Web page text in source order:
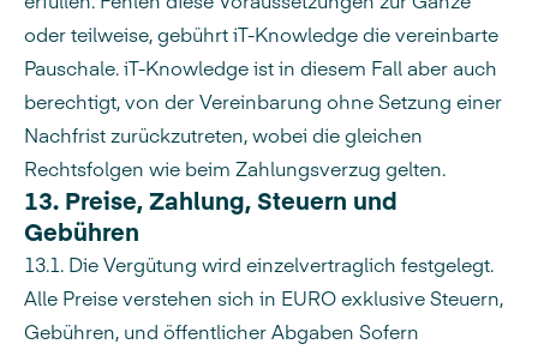
oder teilweise, gebührt iT-Knowledge die vereinbarte
Pauschale. iT-Knowledge ist in diesem Fall aber auch
berechtigt, von der Vereinbarung ohne Setzung einer
Nachfrist zurückzutreten, wobei die gleichen
Rechtsfolgen wie beim Zahlungsverzug gelten.
13. Preise, Zahlung, Steuern und
Gebühren
13.1. Die Vergütung wird einzelvertraglich festgelegt.
Alle Preise verstehen sich in EURO exklusive Steuern,
Gebühren, und öffentlicher Abgaben Sofern